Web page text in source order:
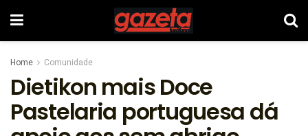
Home Comunidade
Dietikon mais Doce
Pastelaria portuguesa dá